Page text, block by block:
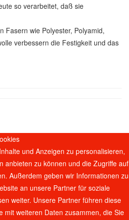
so verarbeitet, daß sie
Fasern wie Polyester, Polyamid,
verbessern die Festigkeit und das
und Anzeigen zu personalisieren,
anbieten zu können und die Zugriffe auf
Außerdem geben wir Informationen zu
an unsere Partner für soziale
weiter. Unsere Partner führen diese
mit weiteren Daten zusammen, die Sie